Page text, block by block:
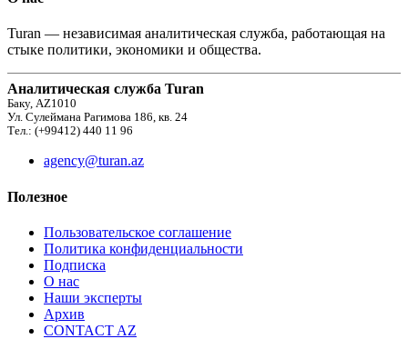
Turan — независимая аналитическая служба, работающая на
стыке политики, экономики и общества.
Аналитическая служба Turan
Баку, AZ1010
Ул. Сулеймана Рагимова 186, кв. 24
Тел.: (+99412) 440 11 96
agency@turan.az
Полезное
Пользовательское соглашение
Политика конфиденциальности
Подписка
О нас
Наши эксперты
Архив
CONTACT AZ